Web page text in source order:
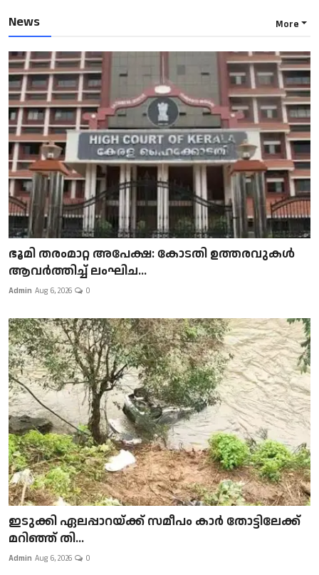
News More
ഭൂമി തരംമാറ്റ അപേക്ഷ: കോടതി ഉത്തരവുകൾ
ആവർത്തിച്ച് ലംഘിച...
Admin Aug 6, 2026 0
ഇടുക്കി ഏലപ്പാറയ്ക്ക് സമീപം കാർ തോട്ടിലേക്ക്
മറിഞ്ഞ് തി...
Admin Aug 6, 2026 0